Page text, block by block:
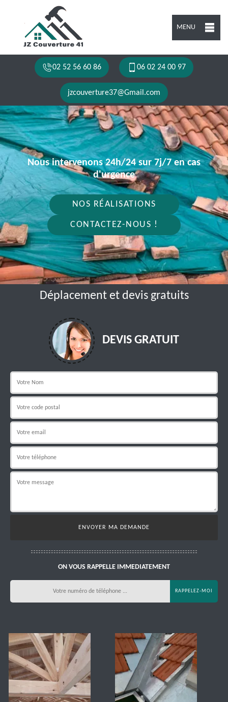
MENU
02 52 56 60 86 06 02 24 00 97
jzcouverture37@Gmail.com
Nous intervenons 24h/24 sur 7j/7 en cas
d'urgence
NOS RÉALISATIONS
CONTACTEZ-NOUS !
Déplacement et devis gratuits
DEVIS GRATUIT
ON VOUS RAPPELLE IMMEDIATEMENT